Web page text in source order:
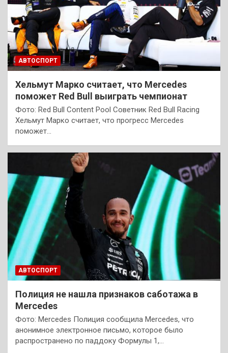
АВТОСПОРТ
Хельмут Марко считает, что Mercedes
поможет Red Bull выиграть чемпионат
Фото: Red Bull Content Pool Советник Red Bull Racing
Хельмут Марко считает, что прогресс Mercedes
поможет…
АВТОСПОРТ
Полиция не нашла признаков саботажа в
Mercedes
Фото: Mercedes Полиция сообщила Mercedes, что
анонимное электронное письмо, которое было
распространено по паддоку Формулы 1,…